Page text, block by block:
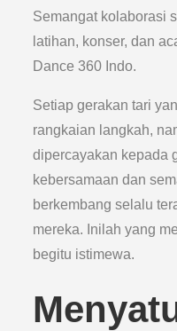
Semangat kolaborasi
latihan, konser, dan
Dance 360 Indo.
Setiap gerakan tari
rangkaian langkah,
dipercayakan kepada
kebersamaan dan
berkembang selalu
mereka. Inilah yang
begitu istimewa.